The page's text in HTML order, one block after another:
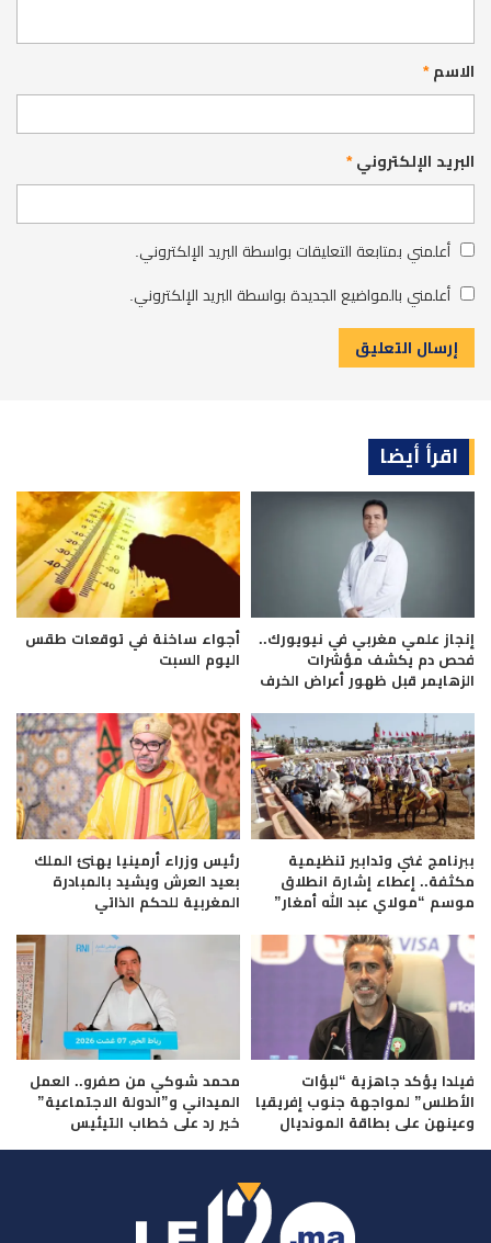
الاسم*
البريد الإلكتروني*
أعلمني بمتابعة التعليقات بواسطة البريد الإلكتروني.
أعلمني بالمواضيع الجديدة بواسطة البريد الإلكتروني.
اقرأ أيضا
إنجاز علمي مغربي في نيويورك..
فحص دم يكشف مؤشرات
الزهايمر قبل ظهور أعراض الخرف
أجواء ساخنة في توقعات طقس
اليوم السبت
ببرنامج غني وتدابير تنظيمية
مكثفة.. إعطاء إشارة انطلاق
موسم “مولاي عبد الله أمغار”
رئيس وزراء أرمينيا يهنئ الملك
بعيد العرش ويشيد بالمبادرة
المغربية للحكم الذاتي
فيلدا يؤكد جاهزية “لبؤات
الأطلس” لمواجهة جنوب إفريقيا
وعينهن على بطاقة المونديال
محمد شوكي من صفرو.. العمل
الميداني و”الدولة الاجتماعية”
خير رد على خطاب التيئيس